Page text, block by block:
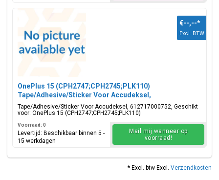
OnePlus 15 (CPH2747;CPH2745;PLK110)
Tape/Adhesive/Sticker Voor Accudeksel,
612717000752
Tape/Adhesive/Sticker Voor Accudeksel, 612717000752, Geschikt
voor: OnePlus 15 (CPH2747;CPH2745;PLK110)
€--,--*
Excl. BTW
Voorraad: 0
Levertijd: Beschikbaar binnen 5 -
15 werkdagen
Mail mij wanneer op
voorraad!
* Excl. btw Excl. Verzendkosten